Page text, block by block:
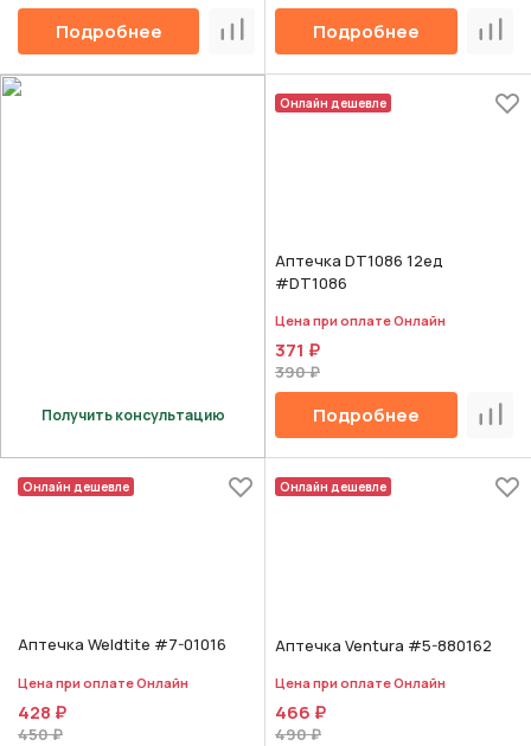
Подробнее СравнитьПодробнее
Получить консультацию
Онлайн дешевле
Аптечка DT1086 12ед
#DT1086
Цена при оплате Онлайн
371 ₽
390 ₽
Подробнее
Онлайн дешевле
Аптечка Weldtite #7-01016
Цена при оплате Онлайн
428 ₽
450 ₽
Онлайн дешевле
Аптечка Ventura #5-880162
Цена при оплате Онлайн
466 ₽
490 ₽